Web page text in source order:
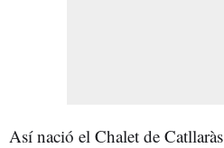
Así nació el Chalet de